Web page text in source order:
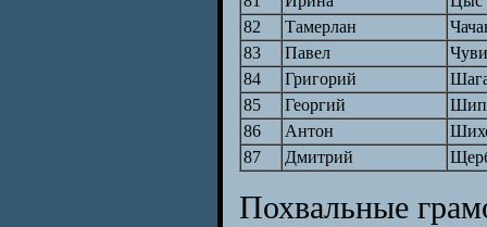
82
Тамерлан
83
Павел
84
Григорий
85
Георгий
86
Антон
87
Дмитрий
Похвальные